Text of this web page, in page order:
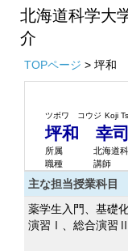
北海道科学大
介
TOPページ > 坪和
ツボワ コウジ Koji
坪和 幸司
所属
北海道
職種
講師
主な担当授業科目
薬学生入門、基礎
演習Ⅰ、総合演習